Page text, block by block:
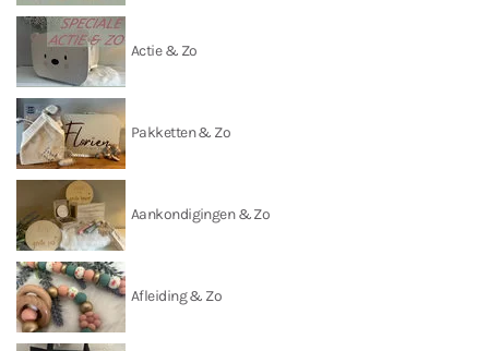
Actie & Zo
Pakketten & Zo
Aankondigingen & Zo
Afleiding & Zo